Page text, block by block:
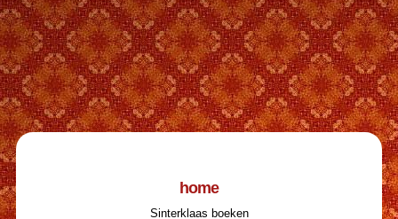
home
Sinterklaas boeken